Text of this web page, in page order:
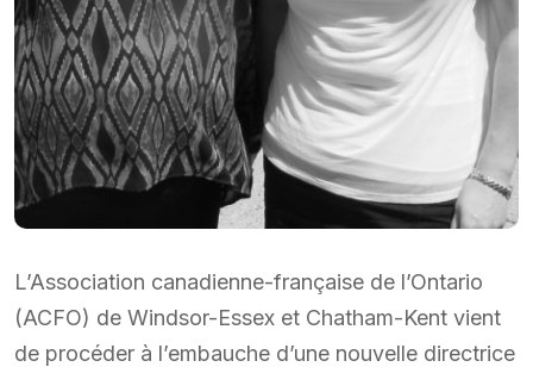
L’Association canadienne-française de l’Ontario
(ACFO) de Windsor-Essex et Chatham-Kent vient
de procéder à l’embauche d’une nouvelle directrice